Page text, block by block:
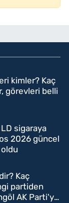
kimler? Kaç
görevleri belli
sigaraya
2026 güncel
Kaç
partiden
AK Parti'ye